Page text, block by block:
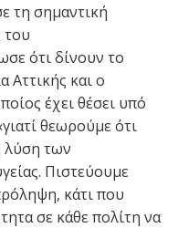
τη σημαντική
ότι δίνουν το
Αττικής και ο
έχει θέσει υπό
θεωρούμε ότι
λύση των
Πιστεύουμε
κάτι που
σε κάθε πολίτη να